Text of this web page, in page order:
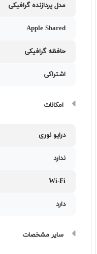
مدل پردازنده گرافیکی
Apple Shared
حافظه گرافیکی
اشتراکی
امکانات
درایو نوری
ندارد
Wi-Fi
دارد
سایر مشخصات